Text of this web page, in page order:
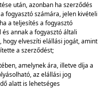
után, azonban ha szerződés
fogyasztó számára, jelen kivételi
a teljesítés a fogyasztó
annak a fogyasztó általi
elveszíti elállási jogát, amint
a szerződést;
amelynek ára, illetve díja a
az elállási jog
alatt is lehetséges